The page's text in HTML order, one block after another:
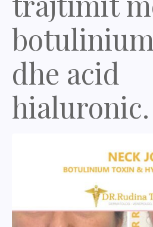
dhe acid
hialuronic.